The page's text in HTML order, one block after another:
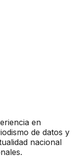
en
de datos y
nacional